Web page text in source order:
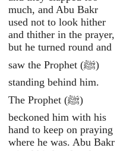
much, and Abu Bakr
used not to look hither
and thither in the prayer,
but he turned round and
saw the Prophet (ﷺ)
standing behind him.
The Prophet (ﷺ)
beckoned him with his
hand to keep on praying
where he was. Abu Bakr